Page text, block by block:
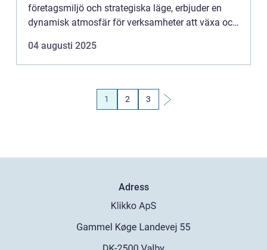
företagsmiljö och strategiska läge, erbjuder en
dynamisk atmosfär för verksamheter att växa och
04 augusti 2025
1 2 3
Adress